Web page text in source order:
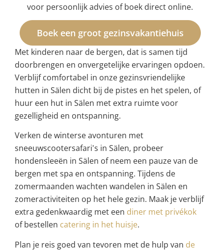
voor persoonlijk advies of boek direct online.
Boek een groot gezinsvakantiehuis
Met kinderen naar de bergen, dat is samen tijd
doorbrengen en onvergetelijke ervaringen opdoen.
Verblijf comfortabel in onze gezinsvriendelijke
hutten in Sälen dicht bij de pistes en het spelen, of
huur een hut in Sälen met extra ruimte voor
gezelligheid en ontspanning.
Verken de winterse avonturen met
sneeuwscootersafari's in Sälen, probeer
hondensleeën in Sälen of neem een pauze van de
bergen met spa en ontspanning. Tijdens de
zomermaanden wachten wandelen in Sälen en
zomeractiviteiten op het hele gezin. Maak je verblijf
extra gedenkwaardig met een diner met privékok
of bestellen catering in het huisje.
Plan je reis goed van tevoren met de hulp van de